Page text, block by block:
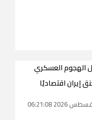
الهجوم العسكري
إيران اقتصاديًا